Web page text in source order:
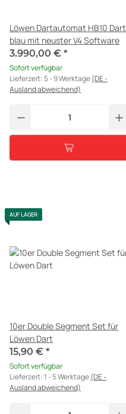
Löwen Dartautomat HB10 Dart
blau mit neuster V4 Software
3.990,00 € *
Sofort verfügbar
Lieferzeit:5 - 9 Werktage(DE -
Ausland abweichend)
AUF LAGER
10er Double Segment Set für
Löwen Dart
15,90 € *
Sofort verfügbar
Lieferzeit:1 - 5 Werktage(DE -
Ausland abweichend)